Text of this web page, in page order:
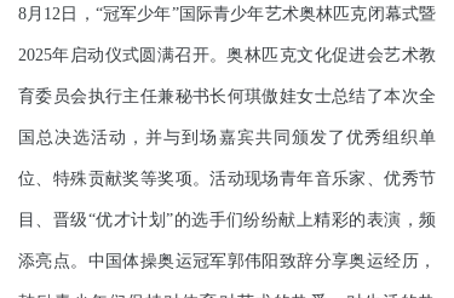
8月12日，“冠军少年”国际青少年艺术奥林匹克闭幕式暨
2025年启动仪式圆满召开。奥林匹克文化促进会艺术教
育委员会执行主任兼秘书长何琪傲娃女士总结了本次全
国总决选活动，并与到场嘉宾共同颁发了优秀组织单
位、特殊贡献奖等奖项。活动现场青年音乐家、优秀节
目、晋级“优才计划”的选手们纷纷献上精彩的表演，频
添亮点。中国体操奥运冠军郭伟阳致辞分享奥运经历，